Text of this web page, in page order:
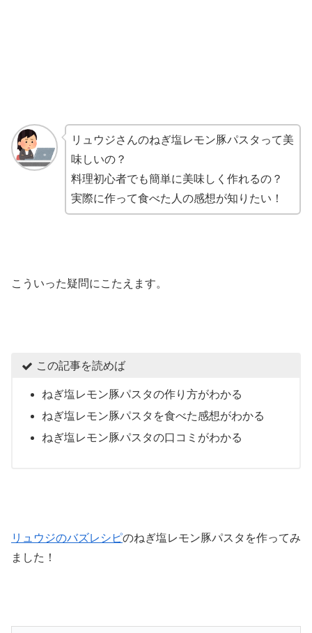
リュウジさんのねぎ塩レモン豚パスタって美
味しいの？
料理初心者でも簡単に美味しく作れるの？
実際に作って食べた人の感想が知りたい！
こういった疑問にこたえます。
この記事を読めば
ねぎ塩レモン豚パスタの作り方がわかる
ねぎ塩レモン豚パスタを食べた感想がわかる
ねぎ塩レモン豚パスタの口コミがわかる
リュウジのバズレシピのねぎ塩レモン豚パスタを作ってみ
ました！